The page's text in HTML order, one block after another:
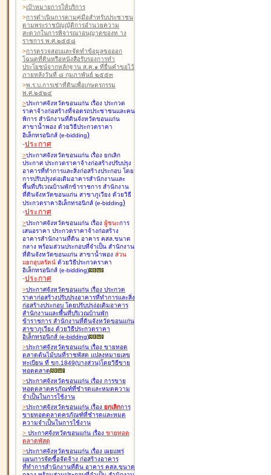
>เป้าหมายการให้บริการ
>การดำเนินการตามคู่มือสำหรับประชาชน
ตามพระราชบัญญัติการอำนวยความ
สะดวกในการพิจารณาอนุญาตของท าง
ราชการ พ.ศ.๒๕๕๘
>การตรวจสอบและจัดทำข้อมูลขอออก
โฉนดที่ดินหรือหนังสือรับรองการทำ
ประโยชน์จากหลักฐาน ส.ค.๑ ที่ยื่นคำขอไว้
ภายหลังวันที่ ๘ กุมภาพันธ์ ๒๕๕๓
>พ.ร.บ.การเช่าที่ดินเพื่อเกษตรกรรม
พ.ศ.๒๕๒๔
>ประกาศจังหวัดขอนแก่น เรื่อง ประกวด
ราคาจ้างก่อสร้างที่จอดรถประชาชนและคน
พิการ สำนักงานที่ดินจังหวัดขอนแก่น
สาขาน้ำพอง ด้วยวิธีประกวดราคา
อิเล็กทรอนิกส์ (e-bidding)
-ประกาศ
>ประกาศจังหวัดขอนแก่น เรื่อง ยกเลิก
ประกาศ ประกวดราคาจ้างก่อสร้างปรับปรุง
อาคารที่ทำการและสิ่งก่อสร้างประกอบ โดย
การปรับปรุงต่อเติมอาคารสำนักงานและ
พื้นที่บริเวณบ้านพักข้าราชการ สำนักงาน
ที่ดินจังหวัดขอนแก่น สาขาภูเวียง ด้วยวิธี
ประกวดราคาอิเล็กทรอนิกส์ (e-bidding)
-ประกาศ
>ประกาศจังหวัดขอนแก่น เรื่อง ผู้ชนะการ
เสนอราคา ประกวดราคาจ้างก่อสร้าง
อาคารสำนักงานที่ดิน อาคาร คสล.ขนาด
กลาง พร้อมส่วนประกอบที่จำเป็น สำนักงาน
ที่ดินจังหวัดขอนแก่น สาขาน้ำพอง ส่วน
แยกอุบลรัตน์ ด้วยวิธีประกวดราคา
อิเล็กทรอนิกส์ (e-bidding)
-ประกาศ
>ประกาศจังหวัดขอนแก่น เรื่อง ประกวด
ราคาก่อสร้างปรับปรุงอาคารที่ทำการและสิ่ง
ก่อสร้างประกอบ โดยปรับปรุง่อเติมอาคาร
สำนักงานและพื้นที่บริเวณบ้านพัก
ข้าราชการ สำนักงานที่ดินจังหวัดขอนแก่น
สาขาภูเวียง ด้วยวิธีประกวดราคา
อิเล็กทรอนิกส์ (e-bidding)
>ประกาศจังหวัดขอนแก่น เรื่อง ขายทอด
ตลาดต้นไม้บนที่ราชพัสดุ แปลงหมายเลข
ทะเบียน ที่ ขก.1849(บางส่วน)โดยวิธีขาย
ทอดตลาด
>ประกาศจังหวัดขอนแก่น เรื่อง การขาย
ทอดตลาดครุภัณฑ์ที่ชำรุดและหมดความ
จำเป็นในการใช้งาน
>ประกาศจังหวัดขอนแก่น เรื่อง ยกเลิกการ
ขายทอดตลาดครุภัณฑ์ที่ชำรุดและหมด
ความจำเป็นในการใช้งาน
> ประกาศจังหวัดขอนแก่น เรื่อง ขายทอด
ตลาดพัสดุ
>ประกาศจังหวัดขอนแก่น เรื่อง เผยแพร่
แผนการจัดซื้อจัดจ้าง ก่อสร้างอาคาร
ที่ทำการสำนักงานที่ดิน อาคาร คสล.ขนาด